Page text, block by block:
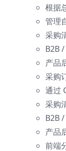
根据
管理
采购
B2B
产品
采购
通过
采购
B2B
产品
前端